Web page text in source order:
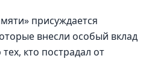
присуждается
внесли особый вклад
кто пострадал от